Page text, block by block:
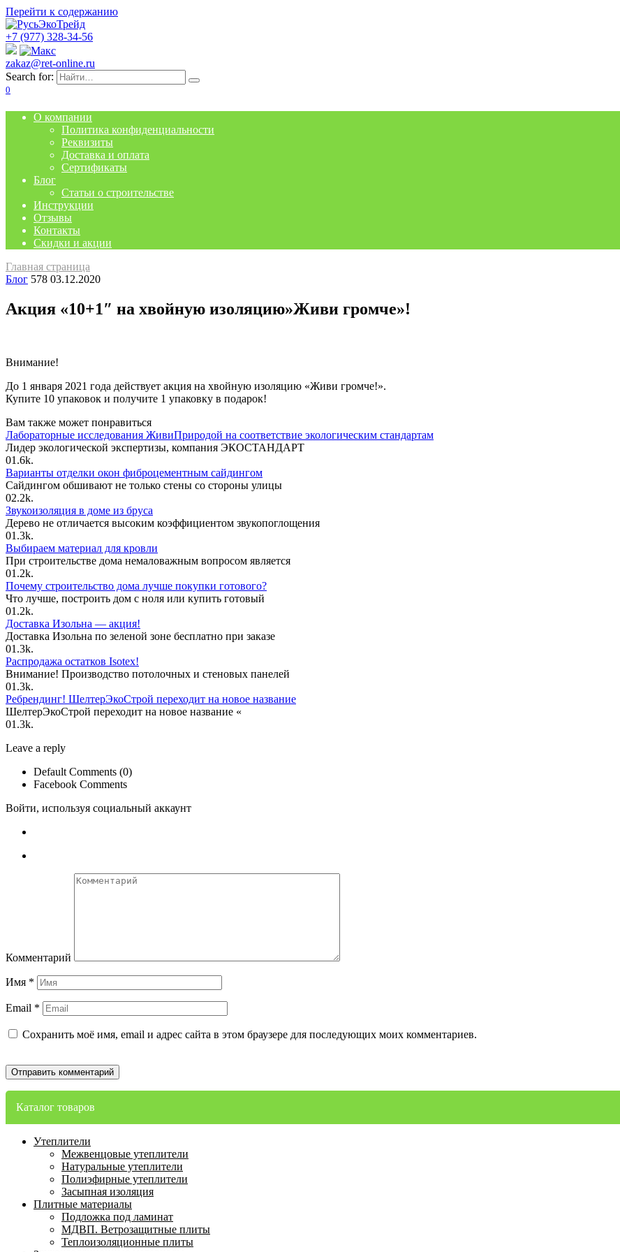
Перейти к содержанию
+7 (977) 328-34-56
zakaz@ret-online.ru
Search for:
0
О компании
Политика конфиденциальности
Реквизиты
Доставка и оплата
Сертификаты
Блог
Статьи о строительстве
Инструкции
Отзывы
Контакты
Скидки и акции
Главная страница
Блог 578 03.12.2020
Акция «10+1″ на хвойную изоляцию»Живи громче»!
Внимание!
До 1 января 2021 года действует акция на хвойную изоляцию «Живи громче!».
Купите 10 упаковок и получите 1 упаковку в подарок!
Вам также может понравиться
Лабораторные исследования ЖивиПриродой на соответствие экологическим стандартам
Лидер экологической экспертизы, компания ЭКОСТАНДАРТ
01.6k.
Варианты отделки окон фиброцементным сайдингом
Сайдингом обшивают не только стены со стороны улицы
02.2k.
Звукоизоляция в доме из бруса
Дерево не отличается высоким коэффициентом звукопоглощения
01.3k.
Выбираем материал для кровли
При строительстве дома немаловажным вопросом является
01.2k.
Почему строительство дома лучше покупки готового?
Что лучше, построить дом с ноля или купить готовый
01.2k.
Доставка Изольна — акция!
Доставка Изольна по зеленой зоне бесплатно при заказе
01.3k.
Распродажа остатков Isotex!
Внимание! Производство потолочных и стеновых панелей
01.3k.
Ребрендинг! ШелтерЭкоСтрой переходит на новое название
ШелтерЭкоСтрой переходит на новое название «
01.3k.
Leave a reply
Default Comments (0)
Facebook Comments
Войти, используя социальный аккаунт
Комментарий
Имя *
Email *
Сохранить моё имя, email и адрес сайта в этом браузере для последующих моих комментариев.
Каталог товаров
Утеплители
Межвенцовые утеплители
Натуральные утеплители
Полиэфирные утеплители
Засыпная изоляция
Плитные материалы
Подложка под ламинат
МДВП. Ветрозащитные плиты
Теплоизоляционные плиты